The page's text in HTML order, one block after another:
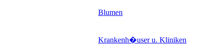
Blumen
Krankenh�user u. Kliniken